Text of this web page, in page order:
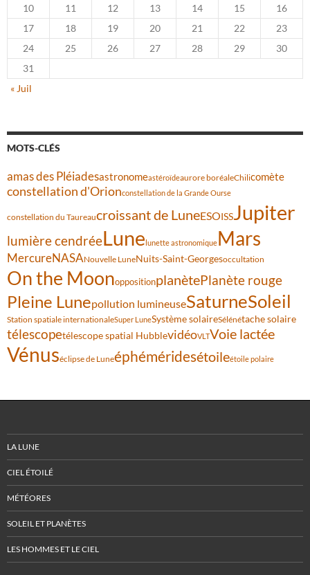
10
11 12 13 14 15
16
17
18 19 20 21 22
23
24
25 26 27 28 29
30
31
« Juil
MOTS-CLÉS
amas des Pléiadesastronomeastéroïdeaurore boréaleChilicomète
constellation d'Orionconstellation de la Grande Ourse
constellation du Taureaucroissant de LuneESOISSJupiter
lumière cendréeLunelunette astronomiqueMars
MercureNASANouvelle LuneNuits-Saint-Georgesoccultation
On the MoonoppositionplanètePlanète rouge
Pleine Lunepollution lumineuseSaturneSoleil
Station spatiale internationaleSuper LuneSystème solaireSélénétache solaire
télescopetélescope spatial HubblevidéoVLTVoie lactée
Vénuséclipse de Luneéphéméridesétoileétoile polaire
LA LUNE
CIEL ÉTOILÉ
MÉTÉORES
SOLEIL ET PLANÈTES
LES HOMMES ET LE CIEL